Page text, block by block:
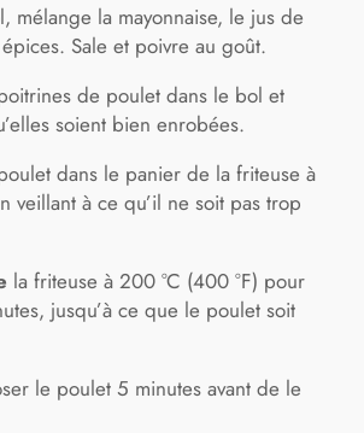
mélange la mayonnaise, le jus de
Sale et poivre au goût.
de poulet dans le bol et
soient bien enrobées.
dans le panier de la friteuse à
veillant à ce qu’il ne soit pas trop
la friteuse à 200 °C (400 °F) pour
jusqu’à ce que le poulet soit
le poulet 5 minutes avant de le